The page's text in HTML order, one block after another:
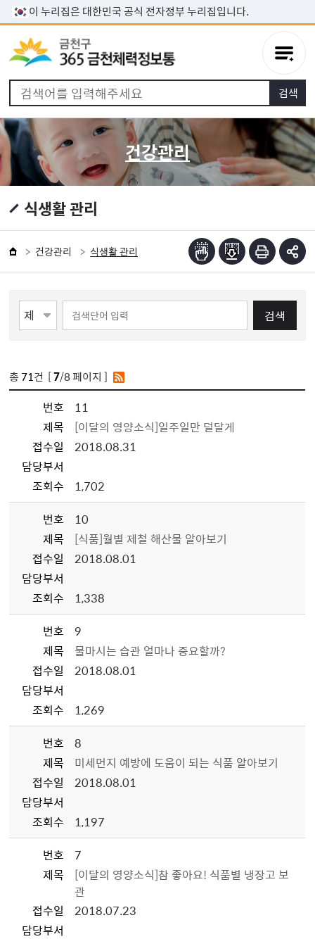
본문 바로가기
이 누리집은 대한민국 공식 전자정부 누리집입니다.
건강관리
식생활 관리
건강관리 식생활 관리
검색
총 71건 [7/8 페이지 ]
번호
11
제목
[이달의 영양소식]일주일만 덜달게
접수일
2018.08.31
담당부서
조회수
1,702
번호
10
제목
[식품]월별 제철 해산물 알아보기
접수일
2018.08.01
담당부서
조회수
1,338
번호
9
제목
물마시는 습관 얼마나 중요할까?
접수일
2018.08.01
담당부서
조회수
1,269
번호
8
제목
미세먼지 예방에 도움이 되는 식품 알아보기
접수일
2018.08.01
담당부서
조회수
1,197
번호
7
제목
[이달의 영양소식]참 좋아요! 식품별 냉장고 보
관
접수일
2018.07.23
담당부서